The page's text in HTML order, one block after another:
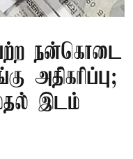
நன்கொடை
அதிகரிப்பு;
இடம்